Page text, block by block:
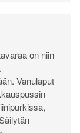
on niin
Vanulaput